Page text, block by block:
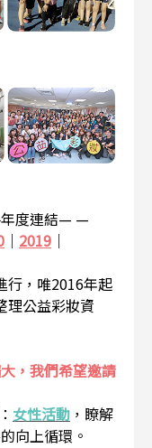
年度連結— —
｜ 2019 ｜
行，唯2016年起
理公益彩妝資
，我們希望邀請
女性活動 ，瞭解
向上循環。